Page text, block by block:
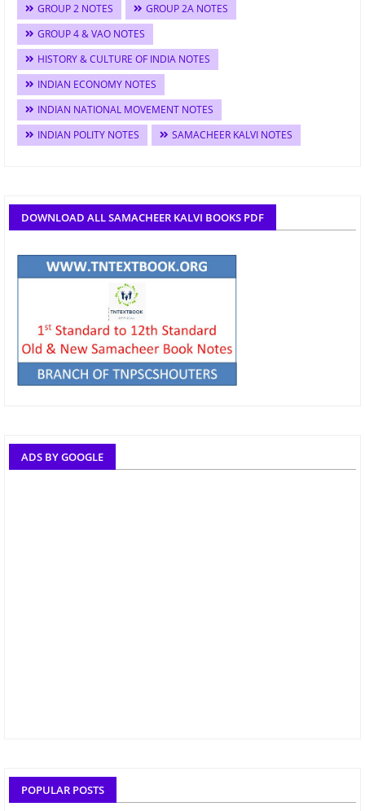
GROUP 2 NOTES
GROUP 2A NOTES
GROUP 4 & VAO NOTES
HISTORY & CULTURE OF INDIA NOTES
INDIAN ECONOMY NOTES
INDIAN NATIONAL MOVEMENT NOTES
INDIAN POLITY NOTES
SAMACHEER KALVI NOTES
DOWNLOAD ALL SAMACHEER KALVI BOOKS PDF
ADS BY GOOGLE
POPULAR POSTS